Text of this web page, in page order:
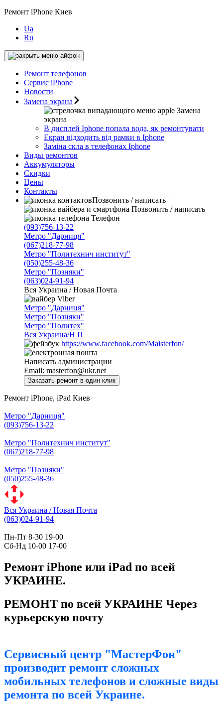
Ремонт iPhone Киев
Ua
Ru
Ремонт телефонов
Сервис iPhone
Новости
Замена экрана
Замена
экрана
В дисплей Iphone попала вода, як ремонтувати
Екран відходить від рамки в Iphone
Заміна скла в телефонах Iphone
Виды ремонтов
Аккумуляторы
Скидки
Цены
Контакты
Позвонить / написать
Позвонить / написать
Телефон
(093)756-13-22
Метро "Дарниця"
(067)218-77-98
Метро "Политехнич институт"
(050)255-48-36
Метро "Позняки"
(063)024-91-94
Вся Украина / Новая Почта
Viber
Метро "Дарниця"
Метро "Позняки"
Метро "Политех"
Вся Украина/Н П
https://www.facebook.com/Maisterfon/
Написать администрации
Email: masterfon@ukr.net
Ремонт iPhone, iPad Киев
Метро "Дарниця"
(093)756-13-22
Метро "Политехнич институт"
(067)218-77-98
Метро "Позняки"
(050)255-48-36
Вся Украина / Новая Почта
(063)024-91-94
Пн-Пт 8-30 19-00
Сб-Нд 10-00 17-00
Ремонт iPhone или iPad по всей
УКРАИНЕ.
РЕМОНТ по всей УКРАИНЕ Через
курьерскую почту
Сервисный центр "МастерФон"
производит ремонт сложных
мобильных телефонов и сложные виды
ремонта по всей Украине.